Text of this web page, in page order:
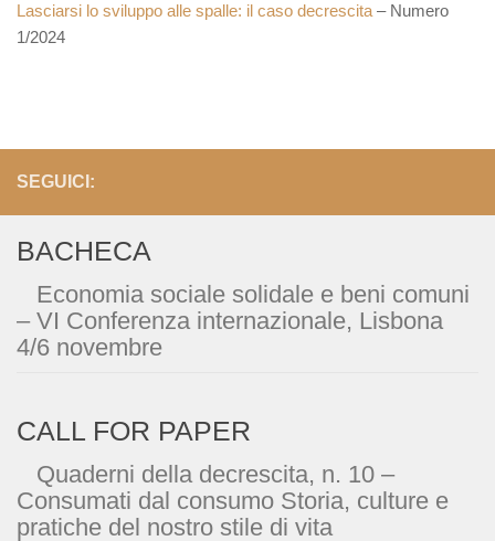
Lasciarsi lo sviluppo alle spalle: il caso decrescita – Numero
1/2024
SEGUICI:
BACHECA
Economia sociale solidale e beni comuni
– VI Conferenza internazionale, Lisbona
4/6 novembre
CALL FOR PAPER
Quaderni della decrescita, n. 10 –
Consumati dal consumo Storia, culture e
pratiche del nostro stile di vita